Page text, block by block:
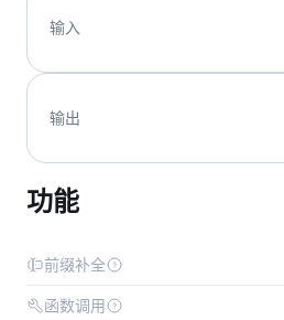
输入
输出
功能
前缀补全
函数调用